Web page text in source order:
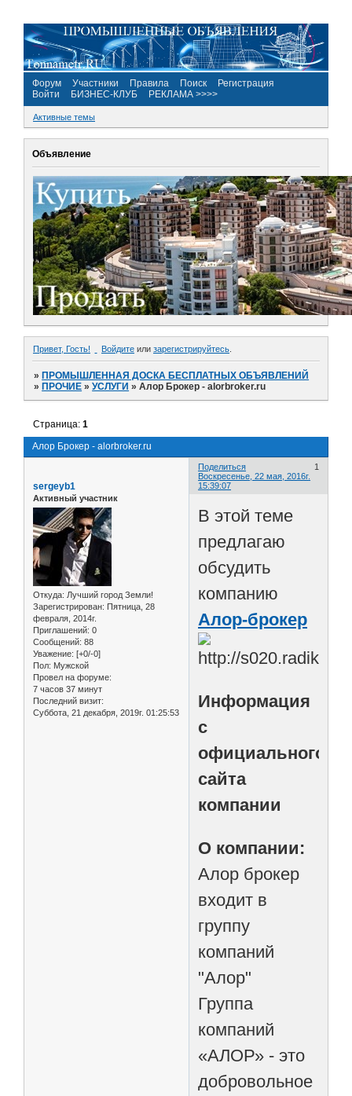
Форум Участники Правила Поиск
Регистрация
Войти
БИЗНЕС-КЛУБ РЕКЛАМА >>>>
Активные темы
Объявление
Привет, Гость! Войдите или зарегистрируйтесь
»ПРОМЫШЛЕННАЯ ДОСКА БЕСПЛАТНЫХ ОБЪЯВЛЕНИЙ
»ПРОЧИЕ »УСЛУГИ »Алор Брокер - alorbroker.ru
Алор Брокер - alorbroker.ru
Страница:1
Поделиться
1
Воскресенье, 22 мая, 2016г.
15:39:07
sergeyb1
Активный участник
Откуда: Лучший город Земли!
Зарегистрирован: Пятница, 28
февраля, 2014г.
Приглашений: 0
Сообщений: 88
Уважение: [+0/-0]
Пол: Мужской
Провел на форуме:
7 часов 37 минут
Последний визит:
Суббота, 21 декабря, 2019г. 01:25:53
В этой теме
предлагаю
обсудить
компанию
Алор-брокер
Информация
с
официального
сайта
компании
О компании:
Алор брокер
входит в
группу
компаний
"Алор"
Группа
компаний
«АЛОР» - это
добровольное